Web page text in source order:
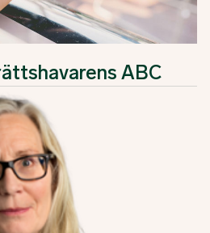
ABC